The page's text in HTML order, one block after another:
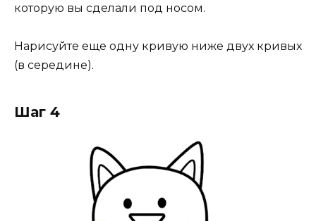
которую вы сделали под носом.
Нарисуйте еще одну кривую ниже двух кривых
(в середине).
Шаг 4